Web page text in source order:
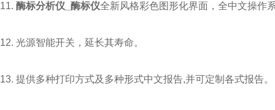
11. 酶标分析仪_酶标仪全新风格彩色图形化界面，全中文操作
12. 光源智能开关，延长其寿命。
13. 提供多种打印方式及多种形式中文报告,并可定制各式报告。